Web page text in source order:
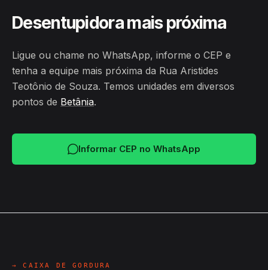
Desentupidora mais próxima
Ligue ou chame no WhatsApp, informe o CEP e
tenha a equipe mais próxima da Rua Aristides
Teotônio de Souza. Temos unidades em diversos
pontos de Betânia.
Informar CEP no WhatsApp
→ CAIXA DE GORDURA